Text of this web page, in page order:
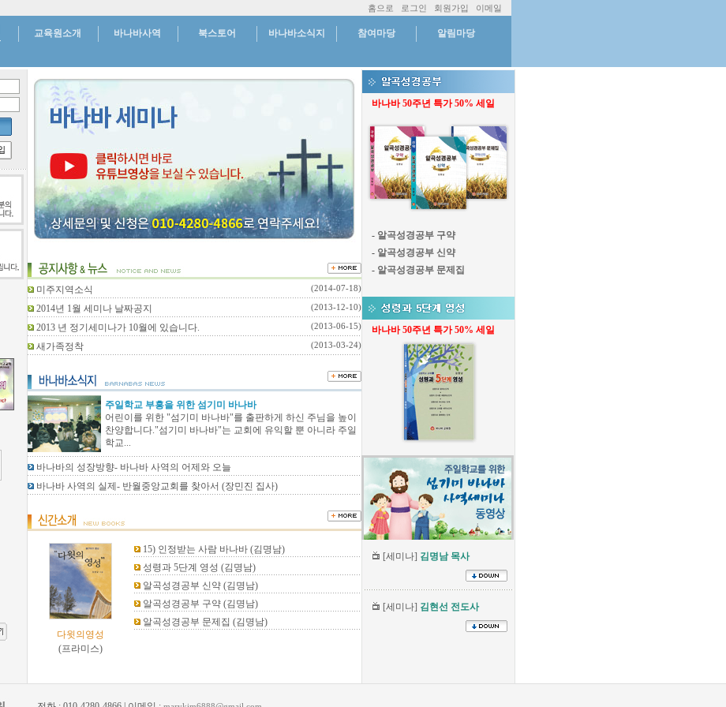
홈으로 로그인 회원가입 이메일
교육원소개 바나바사역 북스토어 바나바소식지 참여마당 알림마당
미주지역소식 (2014-07-18)
2014년 1월 세미나 날짜공지 (2013-12-10)
2013 년 정기세미나가 10월에 있습니다. (2013-06-15)
새가족정착 (2013-03-24)
주일학교 부흥을 위한 섬기미 바나바
어린이를 위한 "섬기미 바나바"를 출판하게 하신 주님을 높이
찬양합니다."섬기미 바나바"는 교회에 유익할 뿐 아니라 주일
학교...
바나바의 성장방향- 바나바 사역의 어제와 오늘
바나바 사역의 실제- 반월중앙교회를 찾아서 (장민진 집사)
다윗의영성
(프라미스)
15) 인정받는 사람 바나바(김명남)
성령과 5단계 영성 (김명남)
알곡성경공부 신약(김명남)
알곡성경공부 구약(김명남)
알곡성경공부 문제집 (김명남)
바나바 50주년 특가 50% 세일
- 알곡성경공부 구약
- 알곡성경공부 신약
- 알곡성경공부 문제집
바나바 50주년 특가 50% 세일
[세미나] 김명남 목사
[세미나] 김현선 전도사